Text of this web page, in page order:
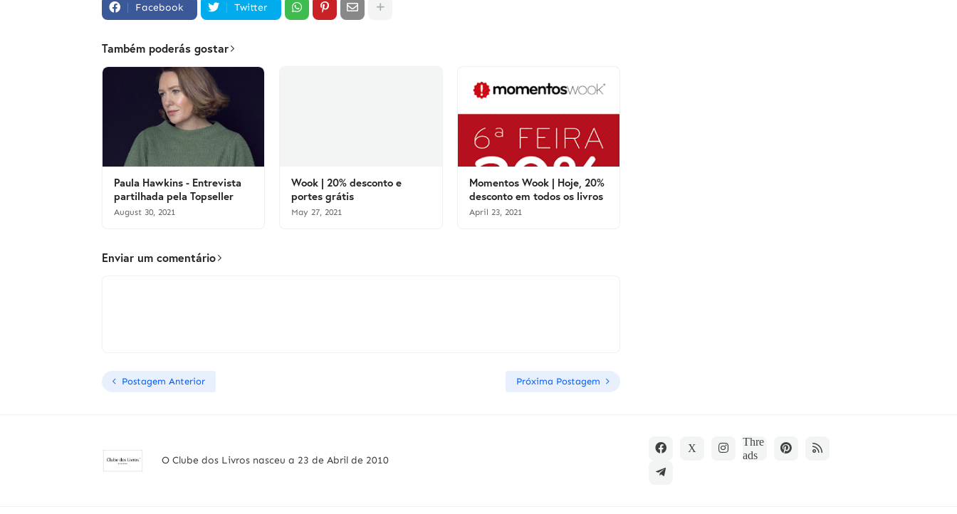
Facebook Twitter
Também poderás gostar
Paula Hawkins - Entrevista
partilhada pela Topseller
August 30, 2021
Wook | 20% desconto e
portes grátis
May 27, 2021
Momentos Wook | Hoje, 20%
desconto em todos os livros
April 23, 2021
Enviar um comentário
Postagem Anterior Próxima Postagem
O Clube dos Livros nasceu a 23 de Abril de 2010